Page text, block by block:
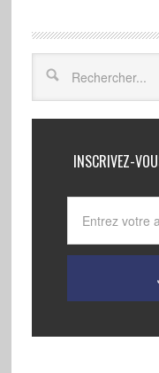
INSCRIVEZ-